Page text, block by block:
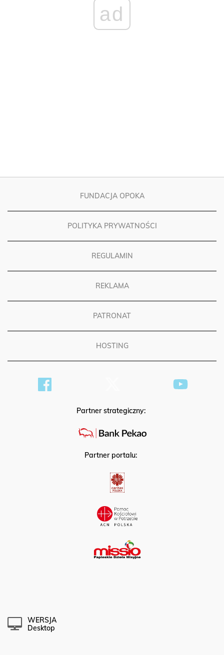
FUNDACJA OPOKA
POLITYKA PRYWATNOŚCI
REGULAMIN
REKLAMA
PATRONAT
HOSTING
Partner strategiczny:
Partner portalu:
WERSJA
Desktop